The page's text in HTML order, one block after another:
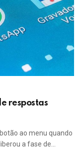
respostas
ao menu quando
a fase de…